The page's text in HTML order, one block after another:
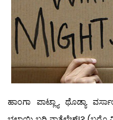
ಹಾಂಗಾ ಪಾಟ್ಲ್ಯಾ ಥೊಡ್ಯಾ